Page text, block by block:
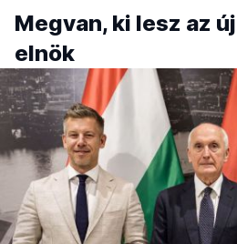
Megvan, ki lesz az
elnök